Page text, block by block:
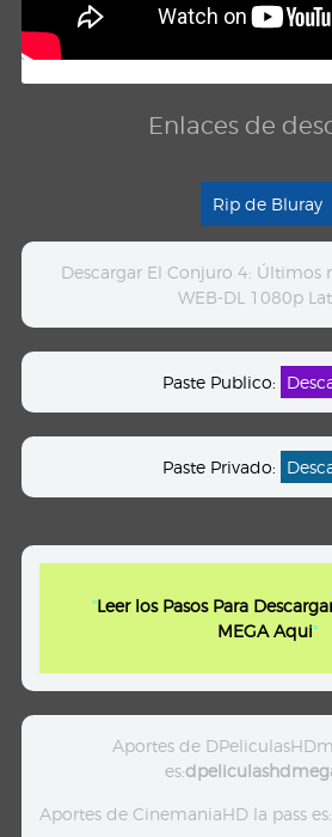
Enlaces de
Rip de Bluray
Descargar El Conjuro 4: Últimos
WEB-DL 1080p
Paste Publico:
Paste Privado:
"Leer los Pasos Para
MEGA Aqui"
Aportes de
es:
Aportes de CinemaniaHD la pass es: